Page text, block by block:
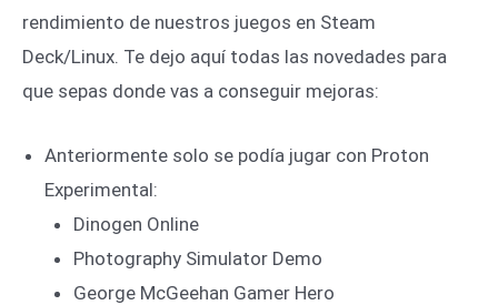
rendimiento de nuestros juegos en Steam
Deck/Linux. Te dejo aquí todas las novedades para
que sepas donde vas a conseguir mejoras:
Anteriormente solo se podía jugar con Proton
Experimental:
Dinogen Online
Photography Simulator Demo
George McGeehan Gamer Hero